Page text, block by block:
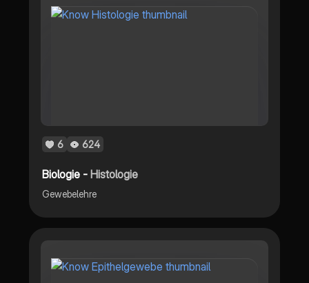
6 624
Biologie -Histologie
Gewebelehre